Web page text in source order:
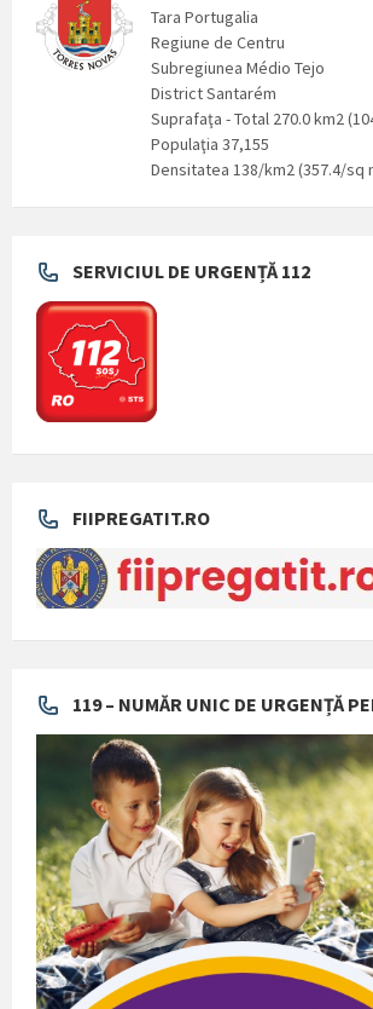
Tara Portugalia
Regiune de Centru
Subregiunea Médio Tejo
District Santarém
Suprafaţa - Total 270.0 km2
Populaţia 37,155
Densitatea 138/km2 (357.4/sq
SERVICIUL DE URGENȚĂ 112
FIIPREGATIT.RO
119 – NUMĂR UNIC DE URGENȚĂ